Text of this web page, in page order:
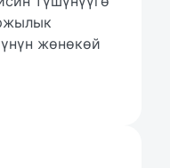
жөнөкөй